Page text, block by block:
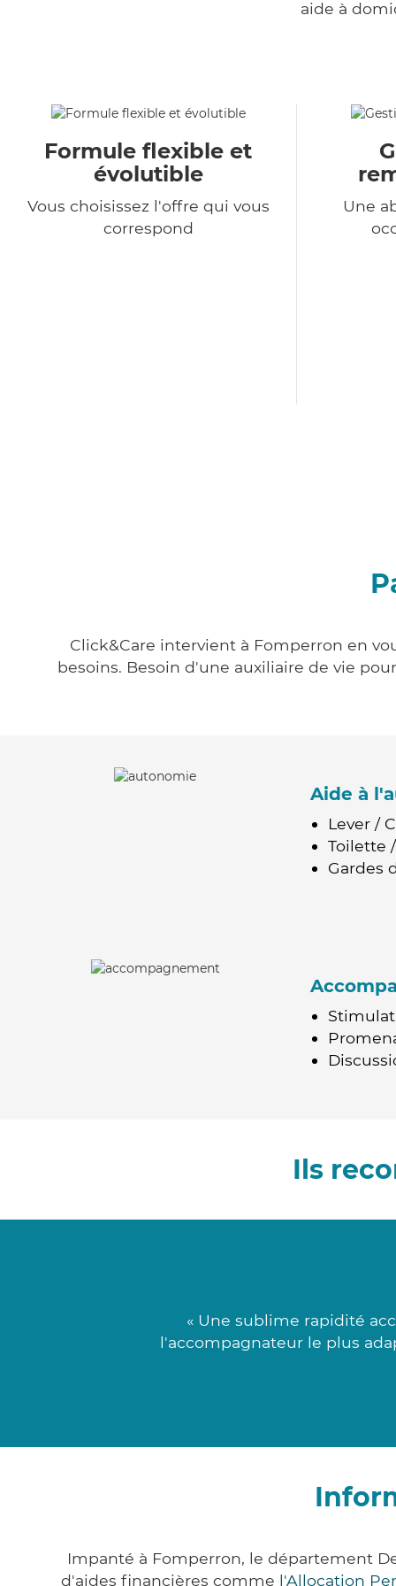
aide à
Formule flexible et
évolutible
Vous choisissez l'offre qui vous
correspond
Une
Click&Care intervient à Fomperron en
besoins. Besoin d'une auxiliaire de vie
Aide à
Lever /
Toilette
Gardes
Ils
« Une sublime rapidité
l'accompagnateur le plus
Impanté à Fomperron, le département
d'aides financières comme l'Allocation